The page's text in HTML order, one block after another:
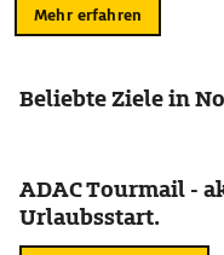
Mehr erfahren
Beliebte Ziele in
ADAC Tourmail -
Urlaubsstart.